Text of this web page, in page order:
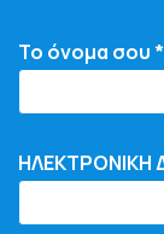
Το όνομα σου *
ΗΛΕΚΤΡΟΝΙΚΗ